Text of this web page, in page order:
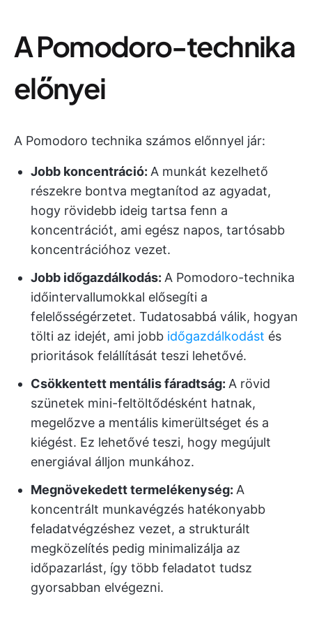
A Pomodoro-technika
előnyei
A Pomodoro technika számos előnnyel jár:
Jobb koncentráció: A munkát kezelhető
részekre bontva megtanítod az agyadat,
hogy rövidebb ideig tartsa fenn a
koncentrációt, ami egész napos, tartósabb
koncentrációhoz vezet.
Jobb időgazdálkodás: A Pomodoro-technika
időintervallumokkal elősegíti a
felelősségérzetet. Tudatosabbá válik, hogyan
tölti az idejét, ami jobb időgazdálkodást és
prioritások felállítását teszi lehetővé.
Csökkentett mentális fáradtság: A rövid
szünetek mini-feltöltődésként hatnak,
megelőzve a mentális kimerültséget és a
kiégést. Ez lehetővé teszi, hogy megújult
energiával álljon munkához.
Megnövekedett termelékenység: A
koncentrált munkavégzés hatékonyabb
feladatvégzéshez vezet, a strukturált
megközelítés pedig minimalizálja az
időpazarlást, így több feladatot tudsz
gyorsabban elvégezni.